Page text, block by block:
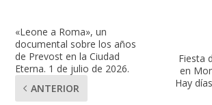
«Leone a Roma», un
documental sobre los años
de Prevost en la Ciudad
Eterna. 1 de julio de 2026.
ANTERIOR
Fiesta
en
Hay